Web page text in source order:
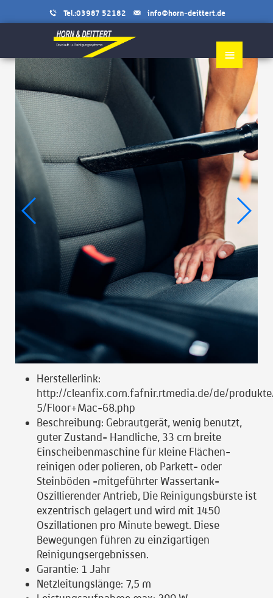
Tel.:03987 52182 info@horn-deittert.de
≡
Herstellerlink:
http://cleanfix.com.fafnir.rtmedia.de/de/
5/Floor+Mac-68.php
Beschreibung: Gebrautgerät, wenig benutzt,
guter Zustand- Handliche, 33 cm breite
Einscheibenmaschine für kleine Flächen-
reinigen oder polieren, ob Parkett- oder
Steinböden -mitgeführter Wassertank-
Oszillierender Antrieb, Die Reinigungsbürste ist
exzentrisch gelagert und wird mit 1450
Oszillationen pro Minute bewegt. Diese
Bewegungen führen zu einzig­artigen
Reinigungsergebnissen.
Garantie: 1 Jahr
Netzleitungslänge: 7,5 m